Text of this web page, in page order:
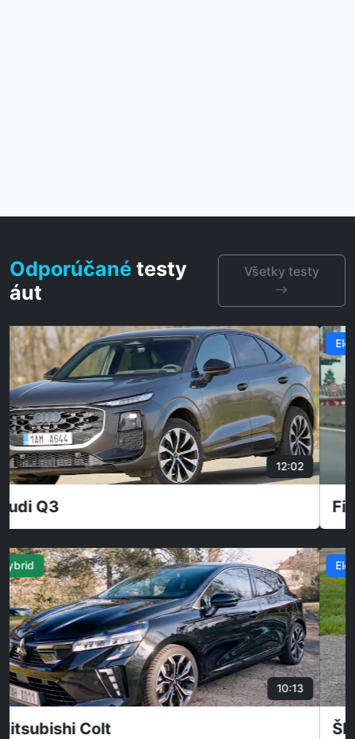
Odporúčané testy
áut
Všetky testy
Elektro
Fiat Panda
Elektro
26:42
Škoda Elroq 60